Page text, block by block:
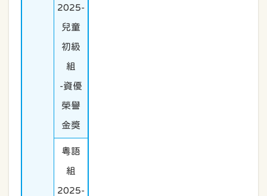
2025-
兒童
初級
組
-資優
榮譽
金獎
粵語
組
2025-